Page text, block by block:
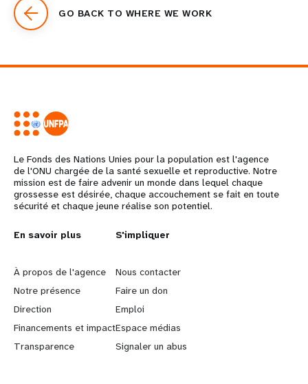
GO BACK TO WHERE WE WORK
Le Fonds des Nations Unies pour la population est l'agence
de l'ONU chargée de la santé sexuelle et reproductive. Notre
mission est de faire advenir un monde dans lequel chaque
grossesse est désirée, chaque accouchement se fait en toute
sécurité et chaque jeune réalise son potentiel.
L
e
a
r
n
En savoir plus
À propos de l'agence
Notre présence
Direction
Financements et impact
Transparence
G
o
b
e
y
S'impliquer
Nous contacter
Faire un don
Emploi
Espace médias
Signaler un abus